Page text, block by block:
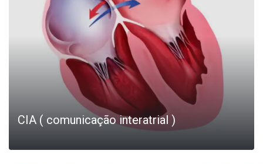
CIA ( comunicação interatrial )